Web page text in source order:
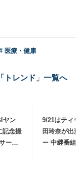
医療・健康
「トレンド」一覧へ
ヤン
記念撮
ーと
9/21はティ
田玲奈が
ー 中継番